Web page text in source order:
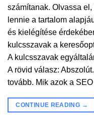
számítanak. Olvassa
lennie a tartalom
és kielégítése
kulcsszavak a
A kulcsszavak
A rövid válasz:
tovább. Mik azok a
CONTINUE READING →